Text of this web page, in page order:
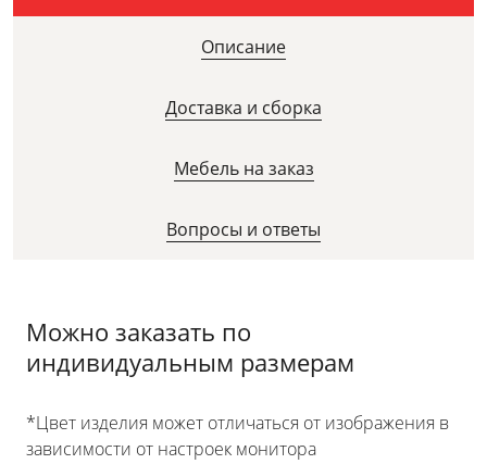
Описание
Доставка и сборка
Мебель на заказ
Вопросы и ответы
Можно заказать по
индивидуальным размерам
*Цвет изделия может отличаться от изображения в
зависимости от настроек монитора